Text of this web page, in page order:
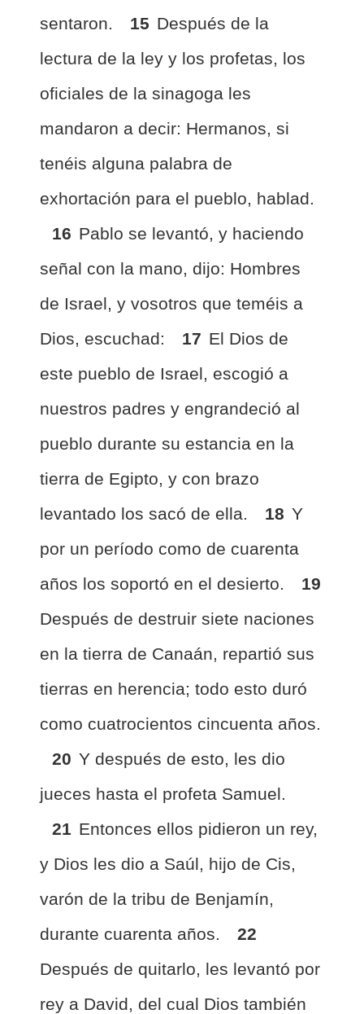
sentaron. 15 Después de la
lectura de la ley y los profetas, los
oficiales de la sinagoga les
mandaron a decir: Hermanos, si
tenéis alguna palabra de
exhortación para el pueblo, hablad.
16 Pablo se levantó, y haciendo
señal con la mano, dijo: Hombres
de Israel, y vosotros que teméis a
Dios, escuchad:
17 El Dios de
este pueblo de Israel, escogió a
nuestros padres y engrandeció al
pueblo durante su estancia en la
tierra de Egipto, y con brazo
levantado los sacó de ella.
18 Y
por un período como de cuarenta
años los soportó en el desierto.
19
Después de destruir siete naciones
en la tierra de Canaán, repartió sus
tierras en herencia; todo esto duró
como cuatrocientos cincuenta años.
20 Y después de esto, les dio
jueces hasta el profeta Samuel.
21 Entonces ellos pidieron un rey,
y Dios les dio a Saúl, hijo de Cis,
varón de la tribu de Benjamín,
durante cuarenta años.
22
Después de quitarlo, les levantó por
rey a David, del cual Dios también